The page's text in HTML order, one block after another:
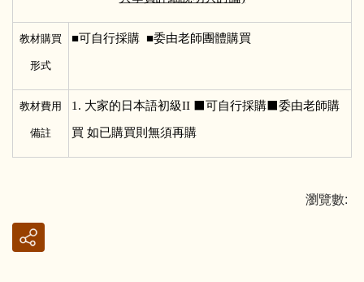
教材購買
形式
■可自行採購 ■委由老師團體購買
教材費用
備註
1. 大家的日本語初級II ⬛可自行採購⬛委由老師購
買 如已購買則無須再購
瀏覽數: